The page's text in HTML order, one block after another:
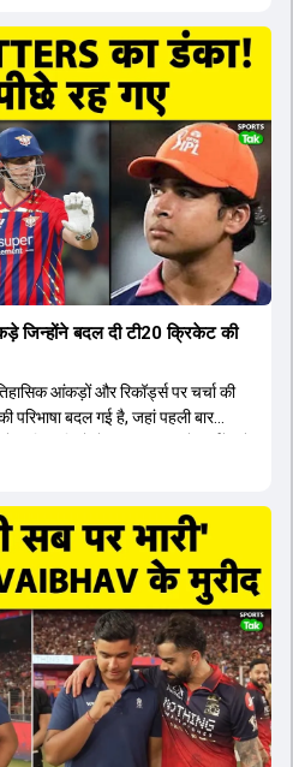
Pandya और Rasikh Salam
किया गया, जिन्होंने शानदार प्रदर्शन
में भी बदलाव देखा गया, जहां वह
जुड़े हुए नजर आते हैं। कप्तान Rajat
बहुत स्पष्ट रहा है। एनालिस्ट से लेकर
जिससे मैदान पर कोई कंफ्यूजन नहीं
सफलता हासिल की है।
जिन्होंने बदल दी टी20 क्रिकेट की
आंकड़ों और रिकॉर्ड्स पर चर्चा की
बदल गई है, जहां पहली बार
खिलाड़ियों से ज्यादा रहा। पूरे टूर्नामेंट में
से ज्यादा का स्कोर बनाया, जो एक
का खिताब जीता। इसके अलावा पंजाब
का पीछा करने वाली टीमों की सफलता
है।